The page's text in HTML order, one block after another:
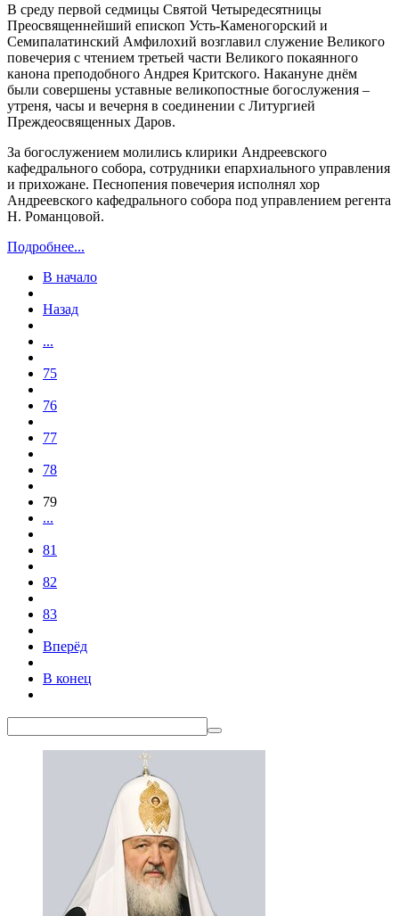
В среду первой седмицы Святой Четыредесятницы
Преосвященнейший епископ Усть-Каменогорский и
Семипалатинский Амфилохий возглавил служение Великого
повечерия с чтением третьей части Великого покаянного
канона преподобного Андрея Критского. Накануне днём
были совершены уставные великопостные богослужения –
утреня, часы и вечерня в соединении с Литургией
Преждеосвященных Даров.
За богослужением молились клирики Андреевского
кафедрального собора, сотрудники епархиального управления
и прихожане. Песнопения повечерия исполнял хор
Андреевского кафедрального собора под управлением регента
Н. Романцовой.
Подробнее...
В начало
Назад
...
75
76
77
78
79
...
81
82
83
Вперёд
В конец